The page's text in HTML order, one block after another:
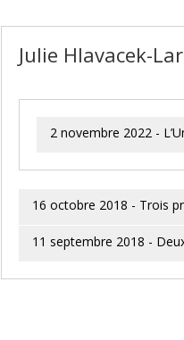
Julie Hlavacek-
2 novembre 2022 -
16 octobre 2018 - Trois
11 septembre 2018 -